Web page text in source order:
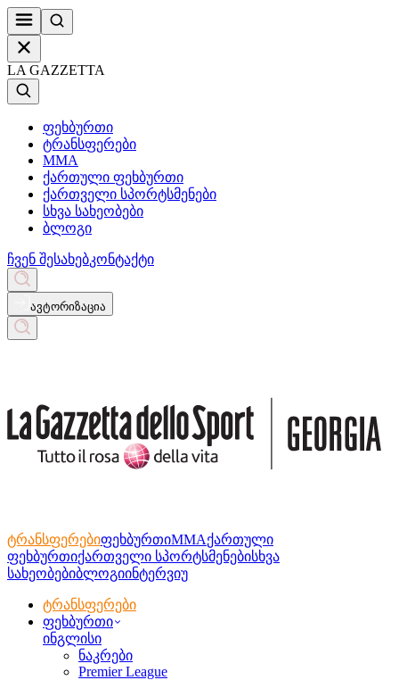
LA GAZZETTA
ფეხბურთი
ტრანსფერები
MMA
ქართული ფეხბურთი
ქართველი სპორტსმენები
სხვა სახეობები
ბლოგი
ჩვენ შესახებკონტაქტი
ავტორიზაცია
ტრანსფერებიფეხბურთიMMAქართული
ფეხბურთიქართველი სპორტსმენებისხვა
სახეობებიბლოგიინტერვიუ
ტრანსფერები
ფეხბურთი
ინგლისი
ნაკრები
Premier League